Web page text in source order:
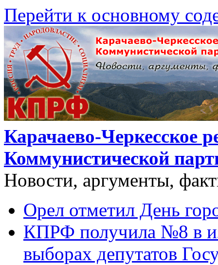
Перейти к основному
Карачаево-Черкесское
Коммунистической
Новости, аргументы,
Орел отметил День
КПРФ получила №8 в
выборах депутатов